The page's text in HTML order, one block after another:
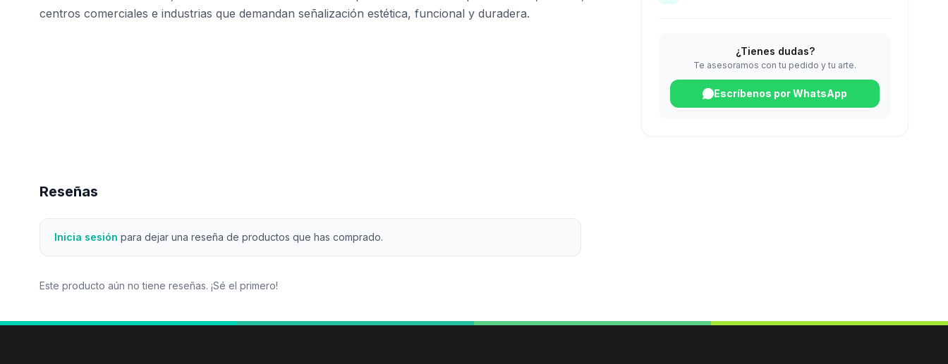
centros comerciales e industrias que demandan señalización estética, funcional y duradera.
¿Tienes dudas?
Te asesoramos con tu pedido y tu arte.
Escríbenos por WhatsApp
Reseñas
Inicia sesión para dejar una reseña de productos que has comprado.
Este producto aún no tiene reseñas. ¡Sé el primero!